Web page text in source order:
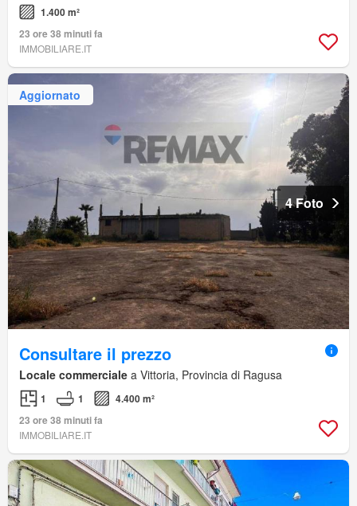
1.400 m²
23 ore 38 minuti fa
IMMOBILIARE.IT
Aggiornato
4 Foto
Consultare il prezzo
Locale commerciale a Vittoria, Provincia di Ragusa
1 1
4.400 m²
23 ore 38 minuti fa
IMMOBILIARE.IT